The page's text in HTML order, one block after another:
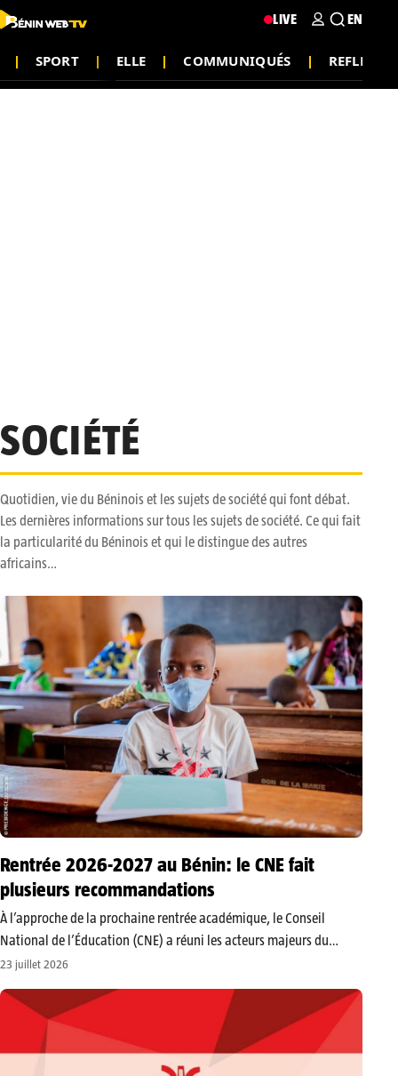
SPORT ELLE COMMUNIQUÉS
LIVE EN
SOCIÉTÉ
Quotidien, vie du Béninois et les sujets de société qui font débat.
Les dernières informations sur tous les sujets de société. Ce qui fait
la particularité du Béninois et qui le distingue des autres
africains…
Rentrée 2026-2027 au Bénin: le CNE fait
plusieurs recommandations
​À l’approche de la prochaine rentrée académique, le Conseil
National de l’Éducation (CNE) a réuni les acteurs majeurs du
système éducatif lors de son séminaire annuel préparatoire. Au
l’enseignement et…
23 juillet 2026